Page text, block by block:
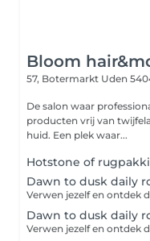
Bloom
57, Botermarkt Uden
De salon waar
producten vrij van
huid. Een plek waar...
Hotstone of
Dawn to dusk daily
Dawn to dusk daily